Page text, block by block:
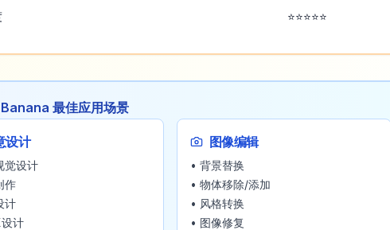
⭐⭐⭐⭐⭐
最佳应用场景
设计
觉设计
作
计
计
图像编辑
• 背景替换
• 物体移除/添加
• 风格转换
• 图像修复